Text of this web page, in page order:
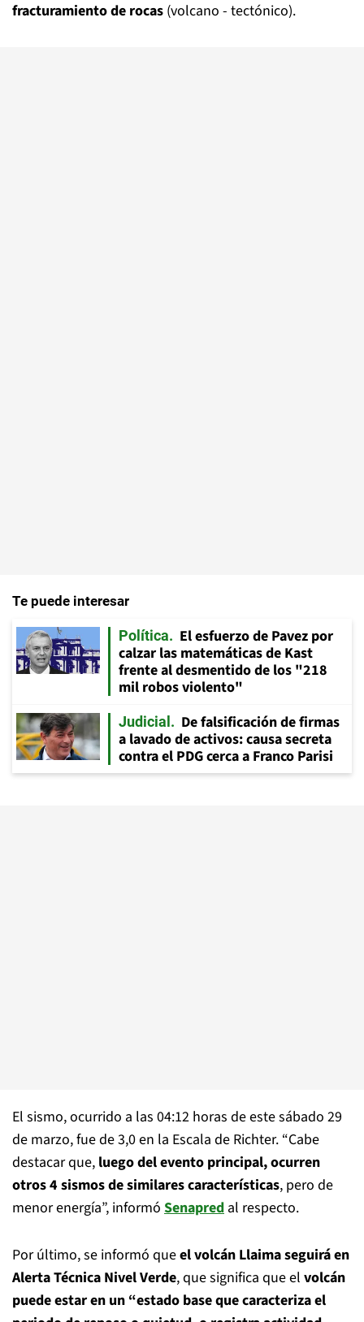
fracturamiento de rocas (volcano - tectónico).
Te puede interesar
Política
El esfuerzo de Pavez por
calzar las matemáticas de Kast
frente al desmentido de los "218
mil robos violento"
Judicial
De falsificación de firmas
a lavado de activos: causa secreta
contra el PDG cerca a Franco Parisi
El sismo, ocurrido a las 04:12 horas de este sábado 29
de marzo, fue de 3,0 en la Escala de Richter. “Cabe
destacar que, luego del evento principal, ocurren
otros 4 sismos de similares características, pero de
menor energía”, informó Senapred al respecto.
Por último, se informó queel volcán Llaima seguirá en
Alerta Técnica Nivel Verde, que significa que el volcán
puede estar en un “estado base que caracteriza el